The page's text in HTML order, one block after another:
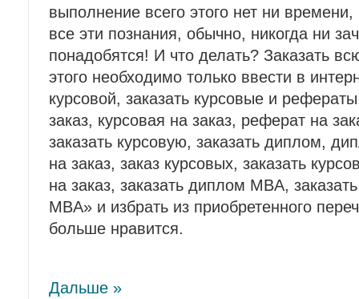
выполнение всего этого нет ни
все эти познания, обычно, никогда ни
понадобятся! И что делать? Заказать
этого необходимо только ввести в
курсовой, заказать курсовые и
заказ, курсовая на заказ, реферат на
заказать курсовую, заказать диплом,
на заказ, заказ курсовых, заказать
на заказ, заказать диплом MBA,
MBA» и избрать из приобретенного
больше нравится.
Дальше »